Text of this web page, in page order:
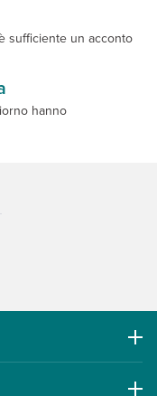
sufficiente un acconto
hanno